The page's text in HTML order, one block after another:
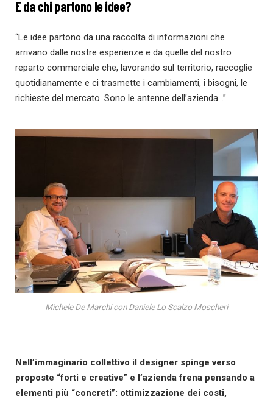
E da chi partono le idee?
“Le idee partono da una raccolta di informazioni che
arrivano dalle nostre esperienze e da quelle del nostro
reparto commerciale che, lavorando sul territorio, raccoglie
quotidianamente e ci trasmette i cambiamenti, i bisogni, le
richieste del mercato. Sono le antenne dell’azienda…”
Michele De Marchi con Daniele Lo Scalzo Moscheri
Nell’immaginario collettivo il designer spinge verso
proposte “forti e creative” e l’azienda frena pensando a
elementi più “concreti”: ottimizzazione dei costi,